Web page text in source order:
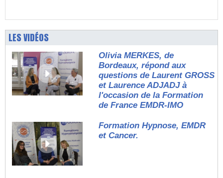
LES VIDÉOS
Olivia MERKES, de
Bordeaux, répond aux
questions de Laurent GROSS
et Laurence ADJADJ à
l'occasion de la Formation
de France EMDR-IMO
Formation Hypnose, EMDR
et Cancer.